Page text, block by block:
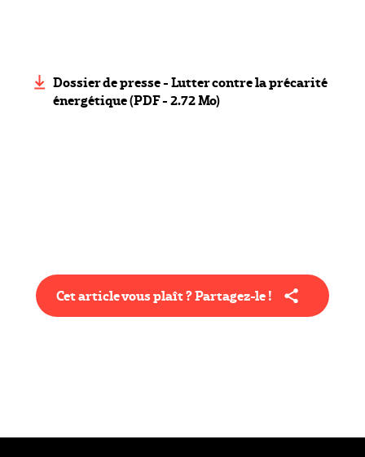
Dossier de presse - Lutter contre la précarité
énergétique (PDF - 2.72 Mo)
Cet article vous plaît ? Partagez-le !